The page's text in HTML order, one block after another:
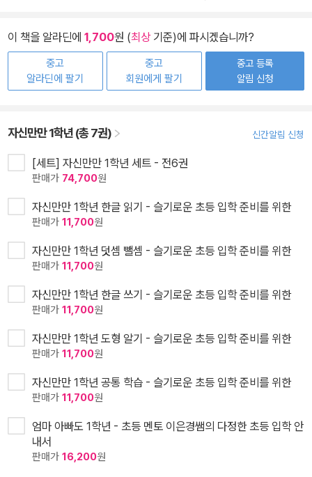
이 책을 알라딘에 1,700원 (최상기준)에 파시겠습니까?
중고
알라딘에 팔기
중고
회원에게 팔기
중고 등록
알림 신청
자신만만 1학년 (총 7권) 신간알림 신청
[세트] 자신만만 1학년 세트 - 전6권
판매가 74,700원
자신만만 1학년 한글 읽기 - 슬기로운 초등 입학 준비를 위한
판매가 11,700원
자신만만 1학년 덧셈 뺄셈 - 슬기로운 초등 입학 준비를 위한
판매가 11,700원
자신만만 1학년 한글 쓰기 - 슬기로운 초등 입학 준비를 위한
판매가 11,700원
자신만만 1학년 도형 알기 - 슬기로운 초등 입학 준비를 위한
판매가 11,700원
자신만만 1학년 공통 학습 - 슬기로운 초등 입학 준비를 위한
판매가 11,700원
엄마 아빠도 1학년 - 초등 멘토 이은경쌤의 다정한 초등 입학 안
내서
판매가 16,200원